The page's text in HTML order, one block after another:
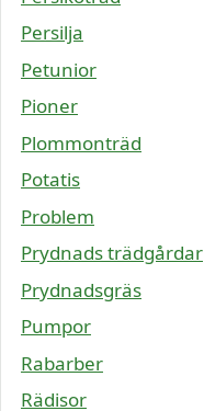
Persilja
Petunior
Pioner
Plommonträd
Potatis
Problem
Prydnads trädgårdar
Prydnadsgräs
Pumpor
Rabarber
Rädisor